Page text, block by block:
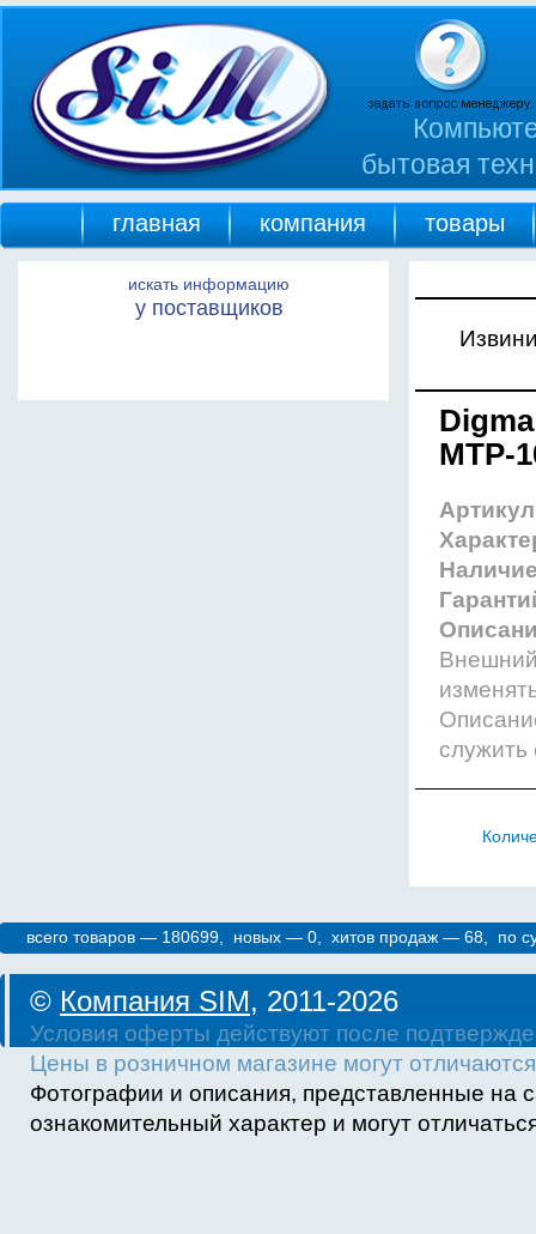
бытовая
главная компания товары
искать информацию
у поставщиков
MTP-
Артикул
Внешний
всего товаров — 180699, новых — 0, хитов продаж — 68, по
© Компания SIM, 2011-2026
Условия оферты действуют после
Цены в розничном магазине могут
Фотографии и описания, представленные на
ознакомительный характер и могут